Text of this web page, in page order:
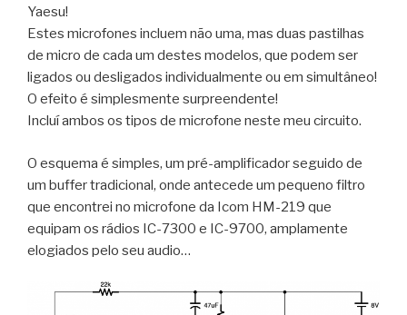
Yaesu!
Estes microfones incluem não uma, mas duas pastilhas
de micro de cada um destes modelos, que podem ser
ligados ou desligados individualmente ou em simultâneo!
O efeito é simplesmente surpreendente!
Incluí ambos os tipos de microfone neste meu circuito.
O esquema é simples, um pré-amplificador seguido de
um buffer tradicional, onde antecede um pequeno filtro
que encontrei no microfone da Icom HM-219 que
equipam os rádios IC-7300 e IC-9700, amplamente
elogiados pelo seu audio…